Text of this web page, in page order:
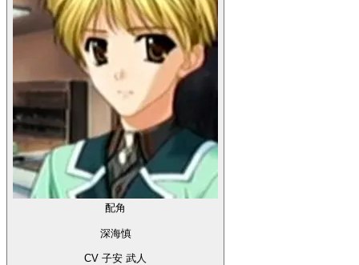
配角
深海慎
CV 子安 武人